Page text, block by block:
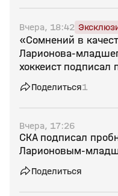
Вчера, 18:42
«Сомнений в
хоккеист подписал
Поделиться1
Вчера, 17:26
СКА подписал
Поделиться